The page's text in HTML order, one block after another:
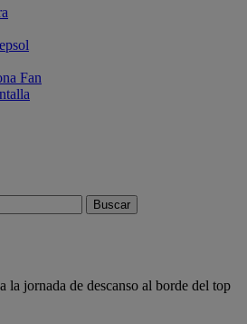
Fan
la jornada de descanso al borde del top